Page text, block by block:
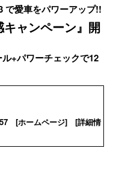
愛車をパワーアップ!!
キャンペーン』開
+パワーチェックで12
[ホームページ] [詳細情